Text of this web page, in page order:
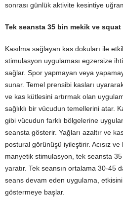
sonrası günlük aktivite kesintiye
Tek seansta 35 bin mekik ve squat
Kasılma sağlayan kas dokuları ile
stimulasyon uygulaması egzersize
sağlar. Spor yapmayan veya
sunar. Temel prensibi kasları
ve kas kütlesini artırmak olan
sağlıklı bir vücudun temellerini atar.
gibi vücudun farklı bölgelerine
seansta gösterir. Yağları azaltır ve
postural görünüşü iyileştirir. Acısız
manyetik stimulasyon, tek seansta
yaratır. Tek seansın ortalama 30-45
seans devam eden uygulama,
göstermeye başlar.